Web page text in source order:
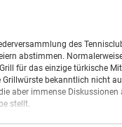
des
abstimmen.
für das einzige türkische
bekanntlich nicht
aber immense
stellt.